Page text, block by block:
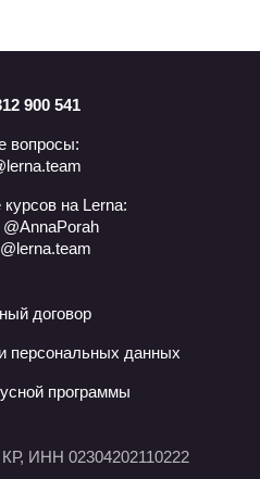
900 541
вопросы:
на Lerna:
@AnnaPorah
договор
персональных данных
программы
ИНН 02304202110222